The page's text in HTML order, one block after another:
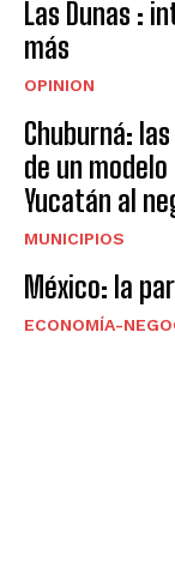
Las Dunas :
más
OPINION
Chuburná:
de un
Yucatán al
MUNICIPIOS
México: la
ECONOMÍA-